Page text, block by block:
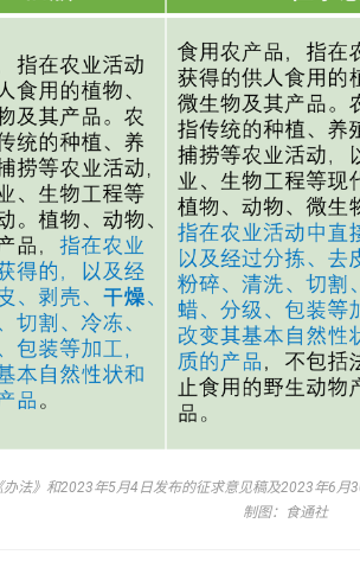
法》和2023年5月4日发布的征求意见稿及2023年6月
制图：食通社